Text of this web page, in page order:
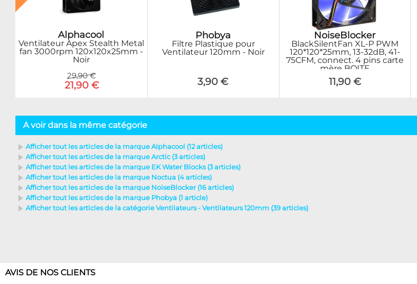
Alphacool
Ventilateur Apex Stealth Metal
fan 3000rpm 120x120x25mm -
Noir
29,90 €
21,90 €
Phobya
Filtre Plastique pour
Ventilateur 120mm - Noir
3,90 €
NoiseBlocker
BlackSilentFan XL-P PWM
120*120*25mm, 13-32dB, 41-
75CFM, connect. 4 pins carte
mère BOITE
11,90 €
A voir dans la même catégorie
Afficher tout les articles de la marque Alphacool (12 articles)
Afficher tout les articles de la marque Arctic (3 articles)
Afficher tout les articles de la marque EK Water Blocks (3 articles)
Afficher tout les articles de la marque Noctua (4 articles)
Afficher tout les articles de la marque NoiseBlocker (16 articles)
Afficher tout les articles de la marque Phobya (1 article)
Afficher tout les articles de la catégorie Ventilateurs - Ventilateurs 120mm (39 articles)
AVIS DE NOS CLIENTS